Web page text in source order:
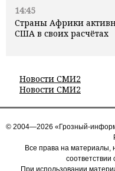
14:45
Страны Африки
США в своих расчётах
Новости СМИ2
Новости СМИ2
© 2004—2026 «Грозный-
Все права на материалы,
соответствии
При использовании